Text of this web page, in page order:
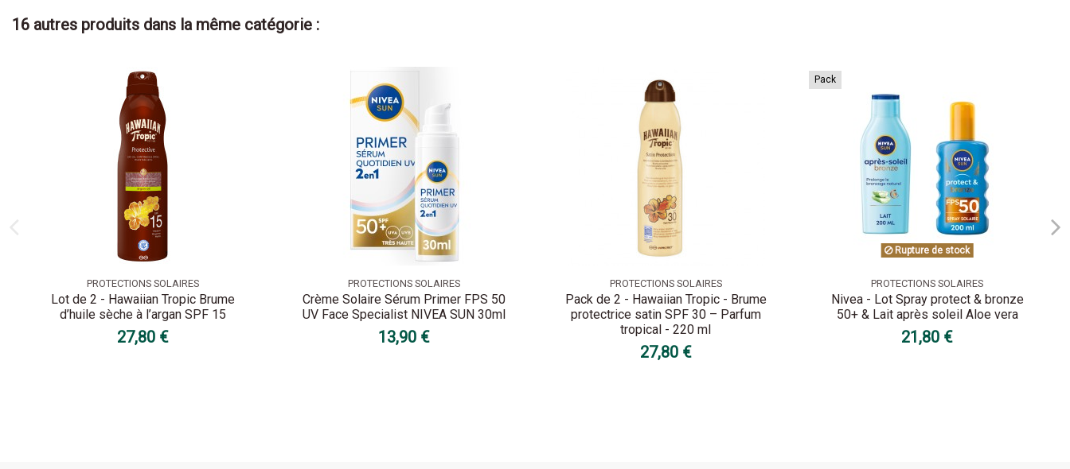
16 autres produits dans la même catégorie :
PROTECTIONS SOLAIRES
Lot de 2 - Hawaiian Tropic Brume
d’huile sèche à l’argan SPF 15
27,80 €
PROTECTIONS SOLAIRES
Crème Solaire Sérum Primer FPS 50
UV Face Specialist NIVEA SUN 30ml
13,90 €
PROTECTIONS SOLAIRES
Pack de 2 - Hawaiian Tropic - Brume
protectrice satin SPF 30 – Parfum
tropical - 220 ml
27,80 €
Pack
Rupture de stock
PROTECTIONS SOLAIRES
Nivea - Lot Spray protect & bronze
50+ & Lait après soleil Aloe vera
21,80 €